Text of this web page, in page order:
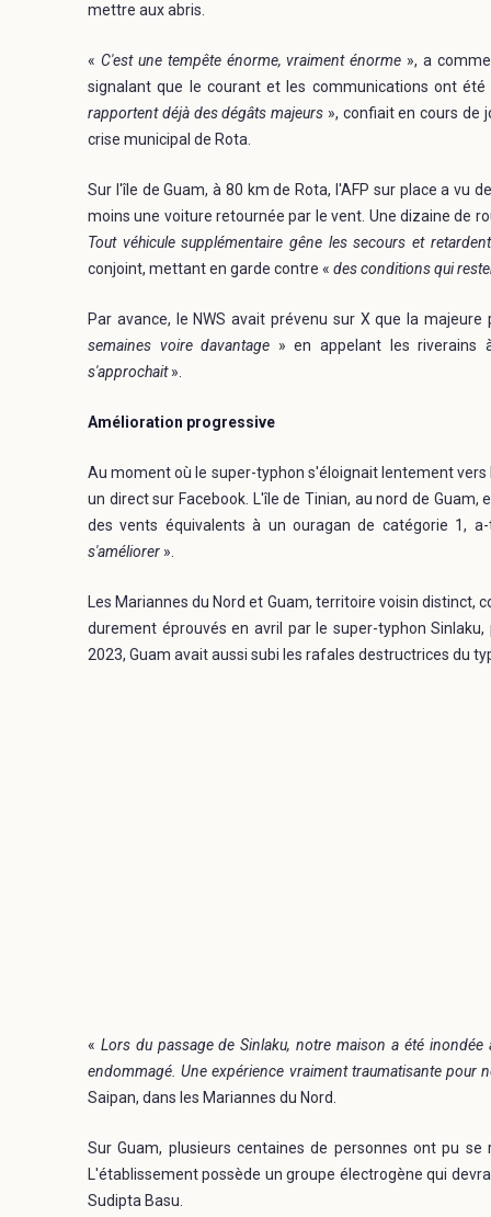
mettre aux abris.
« C'est une tempête énorme, vraiment énorme », a
signalant que le courant et les communications ont
rapportent déjà des dégâts majeurs », confiait en cours de
crise municipal de Rota.
Sur l'île de Guam, à 80 km de Rota, l'AFP sur place a vu
moins une voiture retournée par le vent. Une dizaine de
Tout véhicule supplémentaire gêne les secours et
conjoint, mettant en garde contre « des conditions qui
Par avance, le NWS avait prévenu sur X que la
semaines voire davantage » en appelant les
s'approchait».
Amélioration progressive
Au moment où le super-typhon s'éloignait lentement
un direct sur Facebook. L'île de Tinian, au nord de
des vents équivalents à un ouragan de catégorie 1,
s'améliorer ».
Les Mariannes du Nord et Guam, territoire voisin
durement éprouvés en avril par le super-typhon
2023, Guam avait aussi subi les rafales destructrices du
« Lors du passage de Sinlaku, notre maison a été
endommagé. Une expérience vraiment traumatisante pour
Saipan, dans les Mariannes du Nord.
Sur Guam, plusieurs centaines de personnes ont pu
L'établissement possède un groupe électrogène qui
Sudipta Basu.